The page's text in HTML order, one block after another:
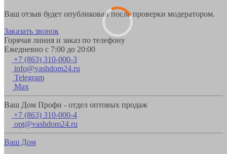
Ваш отзыв будет опубликован после проверки модератором.
Заказать звонок
Горячая линия и заказ по телефону
Ежедневно с 7:00 до 20:00
+7 (863) 310-000-3
info@vashdom24.ru
Telegram
Max
Ваш Дом Профи - отдел оптовых продаж
+7 (863) 310-000-4
opt@vashdom24.ru
Ваш Дом